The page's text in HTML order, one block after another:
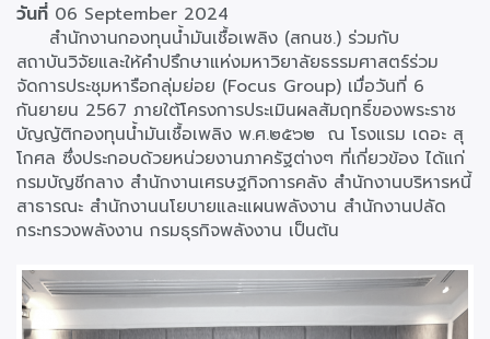
วันที่ 06 September 2024
สำนักงานกองทุนน้ำมันเชื้อเพลิง (สกนช.) ร่วมกับ
สถาบันวิจัยและให้คำปรึกษาแห่งมหาวิยาลัยธรรมศาสตร์ร่วม
จัดการประชุมหารือกลุ่มย่อย (Focus Group) เมื่อวันที่ 6
กันยายน 2567 ภายใต้โครงการประเมินผลสัมฤทธิ์ของพระราช
บัญญัติกองทุนน้ำมันเชื้อเพลิง พ.ศ.๒๕๖๒ ณ โรงแรม เดอะ สุ
โกศล ซึ่งประกอบด้วยหน่วยงานภาครัฐต่างๆ ที่เกี่ยวข้อง ได้แก่
กรมบัญชีกลาง สำนักงานเศรษฐกิจการคลัง สำนักงานบริหารหนี้
สาธารณะ สำนักงานนโยบายและแผนพลังงาน สำนักงานปลัด
กระทรวงพลังงาน กรมธุรกิจพลังงาน เป็นต้น